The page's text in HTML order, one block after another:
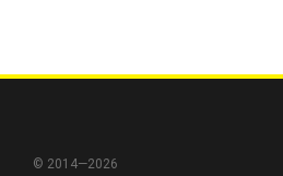
© 2014—2026